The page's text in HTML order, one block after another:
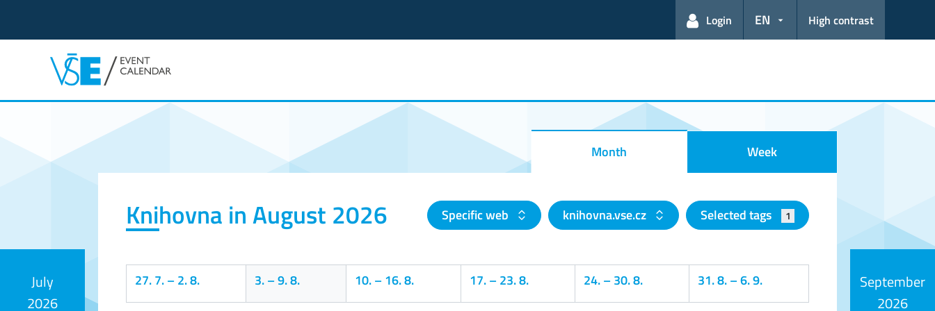
Login EN High contrast
Event calendar
Month Week
Knihovna in August 2026 Specific web knihovna.vse.cz Selected tags 1
27. 7.–2. 8. 3.–9. 8. 10.–16. 8. 17.–23. 8. 24.–30. 8. 31. 8.–6. 9.
July
2026
September
2026